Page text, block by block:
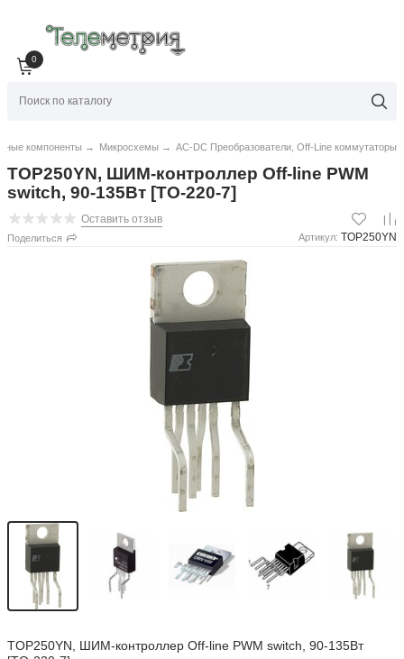
0
компоненты → Микросхемы → AC-DC Преобразователи, Off-Line коммутаторы
TOP250YN, ШИМ-контроллер Off-line PWM
switch, 90-135Вт [TO-220-7]
Оставить отзыв
Поделиться Артикул: TOP250YN
TOP250YN, ШИМ-контроллер Off-line PWM switch, 90-135Вт